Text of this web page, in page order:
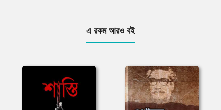
এ রকম আরও বই